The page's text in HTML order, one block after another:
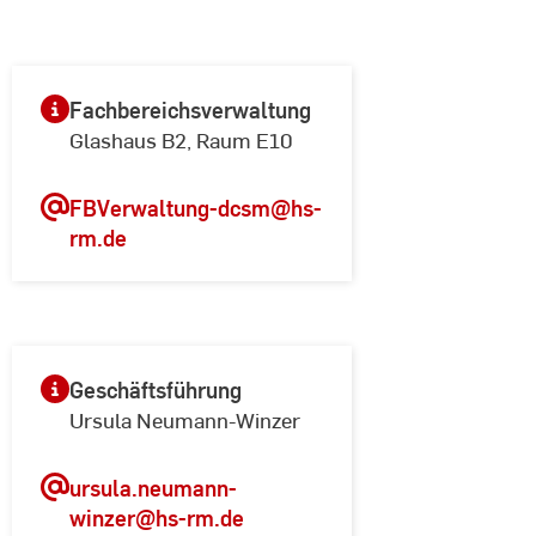
Fachbereichsverwaltung
Glashaus B2, Raum E10
FBVerwaltung-dcsm@hs-
rm.de
Geschäftsführung
Ursula Neumann-Winzer
ursula.neumann-
winzer@hs-rm.de